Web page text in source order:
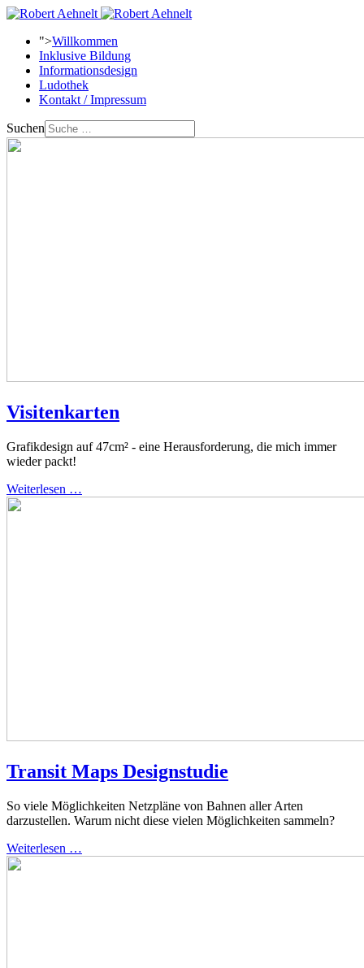
">Willkommen
Inklusive Bildung
Informationsdesign
Ludothek
Kontakt / Impressum
Suchen
Visitenkarten
Grafikdesign auf 47cm² - eine Herausforderung, die mich immer
wieder packt!
Weiterlesen …
Transit Maps Designstudie
So viele Möglichkeiten Netzpläne von Bahnen aller Arten
darzustellen. Warum nicht diese vielen Möglichkeiten sammeln?
Weiterlesen …